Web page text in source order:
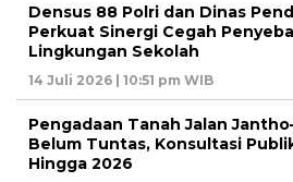
Densus 88 Polri dan Dinas
Perkuat Sinergi Cegah
Lingkungan Sekolah
14 Juli 2026 | 10:51 pm WIB
Pengadaan Tanah Jalan
Belum Tuntas, Konsultasi
Hingga 2026